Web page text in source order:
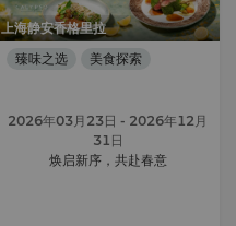
上海静安香格里拉
臻味之选
美食探索
2026年03月23日 - 2026年12月
31日
焕启新序，共赴春意